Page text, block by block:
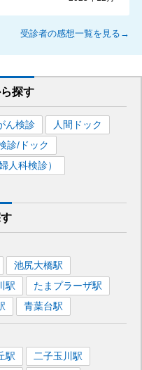
受診者の感想一覧を見る→
探す
ん検診
人間ドック
診/ドック
人科検診）
池尻大橋駅
駅 たまプラーザ駅
青葉台駅
駅 二子玉川駅